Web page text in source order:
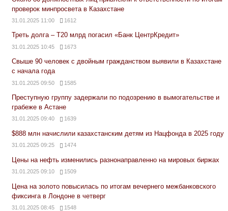
проверок минпросвета в Казахстане
31.01.2025 11:00 1612
Треть долга – Т20 млрд погасил «Банк ЦентрКредит»
31.01.2025 10:45 1673
Свыше 90 человек с двойным гражданством выявили в Казахстане
с начала года
31.01.2025 09:50 1585
Преступную группу задержали по подозрению в вымогательстве и
грабеже в Астане
31.01.2025 09:40 1639
$888 млн начислили казахстанским детям из Нацфонда в 2025 году
31.01.2025 09:25 1474
Цены на нефть изменились разнонаправленно на мировых биржах
31.01.2025 09:10 1509
Цена на золото повысилась по итогам вечернего межбанковского
фиксинга в Лондоне в четверг
31.01.2025 08:45 1548